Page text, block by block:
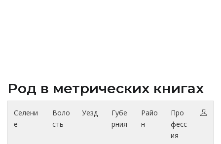
Род в метрических книгах
Селени
е
Воло
сть
Уезд
Губе
рния
Райо
н
Про
фесс
ия